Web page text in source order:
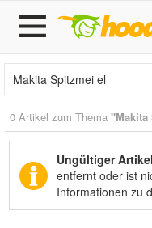
0 Artikel zum Thema
Ungültiger
entfernt oder ist
Informationen zu